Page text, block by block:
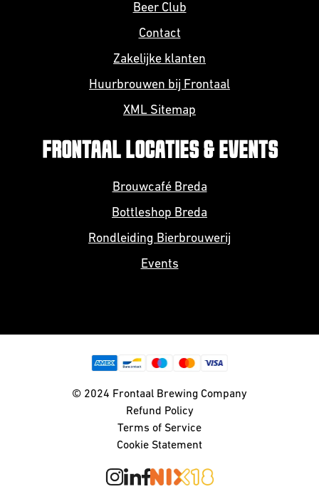
Beer Club
Contact
Zakelijke klanten
Huurbrouwen bij Frontaal
XML Sitemap
FRONTAAL LOCATIES & EVENTS
Brouwcafé Breda
Bottleshop Breda
Rondleiding Bierbrouwerij
Events
© 2024 Frontaal Brewing Company
Refund Policy
Terms of Service
Cookie Statement